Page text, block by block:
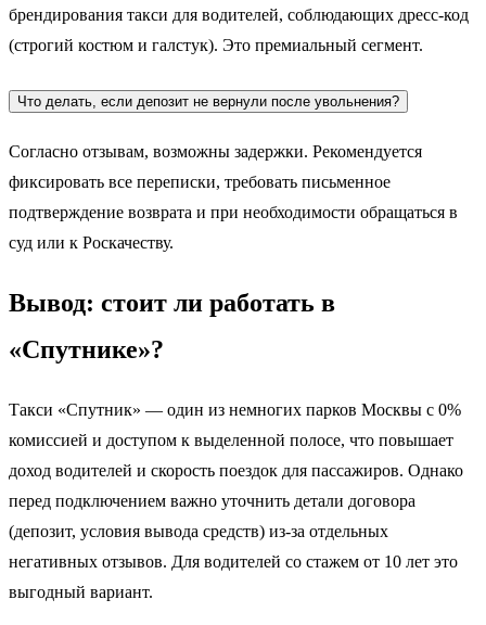
брендирования такси для водителей, соблюдающих дресс-код
(строгий костюм и галстук). Это премиальный сегмент.
Что делать, если депозит не вернули после увольнения?
Согласно отзывам, возможны задержки. Рекомендуется
фиксировать все переписки, требовать письменное
подтверждение возврата и при необходимости обращаться в
суд или к Роскачеству.
Вывод: стоит ли работать в
«Спутнике»?
Такси «Спутник» — один из немногих парков Москвы с 0%
комиссией и доступом к выделенной полосе, что повышает
доход водителей и скорость поездок для пассажиров. Однако
перед подключением важно уточнить детали договора
(депозит, условия вывода средств) из-за отдельных
негативных отзывов. Для водителей со стажем от 10 лет это
выгодный вариант.